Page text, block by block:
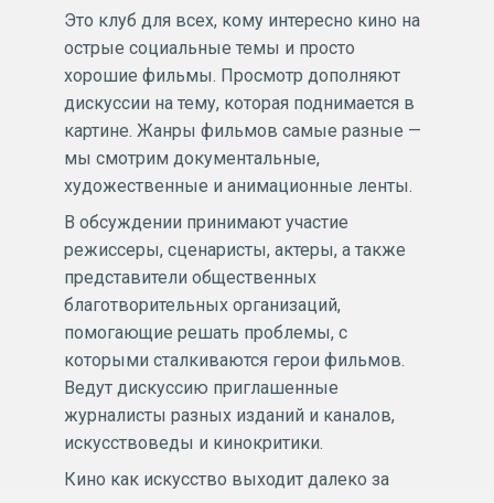
Это клуб для всех, кому интересно кино на
острые социальные темы и просто
хорошие фильмы. Просмотр дополняют
дискуссии на тему, которая поднимается в
картине. Жанры фильмов самые разные —
мы смотрим документальные,
художественные и анимационные ленты.
В обсуждении принимают участие
режиссеры, сценаристы, актеры, а также
представители общественных
благотворительных организаций,
помогающие решать проблемы, с
которыми сталкиваются герои фильмов.
Ведут дискуссию приглашенные
журналисты разных изданий и каналов,
искусствоведы и кинокритики.
Кино как искусство выходит далеко за